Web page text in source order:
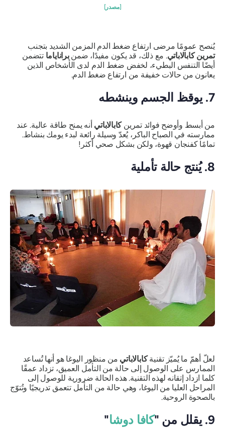
[مصدر]
يُنصح عمومًا مرضى ارتفاع ضغط الدم المزمن الشديد بتجنب
تمرين كابالاباتي. مع ذلك، قد يكون مفيدًا، ضمنبراناياماتتضمن
أيضًا التنفس البطيء، لخفض ضغط الدم لدى الأشخاص الذين
يعانون من حالات خفيفة من ارتفاع ضغط الدم.
7. يوقظ الجسم وينشطه
من أبسط وأوضح فوائد تمرينكابالاباتيأنه يمنح طاقة عالية. عند
ممارسته في الصباح الباكر، يُعدّ وسيلة رائعة لبدء يومك بنشاط.
تمامًا كفنجان قهوة، ولكن بشكل صحي أكثر!
8. يُنتج حالة تأملية
لعلّ أهمّ ما يُميّز تقنيةكابالاباتيمن منظور اليوغا هو أنها تُساعد
الممارس على الوصول إلى حالة من التأمل العميق، تزداد عمقًا
كلما ازداد إتقانه لهذه التقنية. هذه الحالة ضرورية للوصول إلى
المراحل العليا من اليوغا، وهي حالة من التأمل تتعمق تدريجيًا وتُتوّج
بالصحوة الروحية.
9. يقلل من " كافا دوشا"